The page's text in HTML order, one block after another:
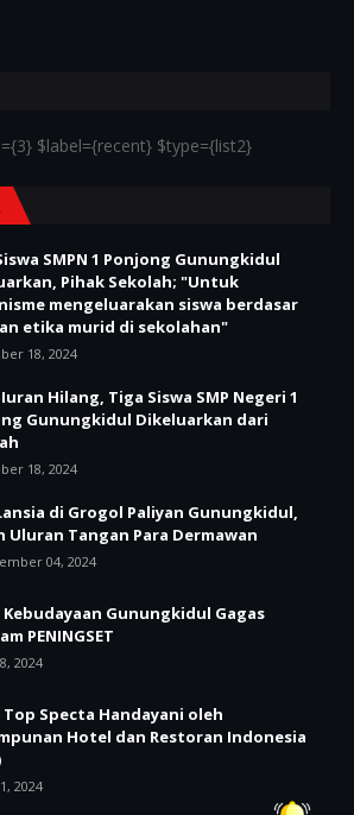
$label={recent} $type={list2}
SMPN 1 Ponjong Gunungkidul
Pihak Sekolah; "Untuk
mengeluarakan siswa berdasar
etika murid di sekolahan"
18, 2024
Hilang, Tiga Siswa SMP Negeri 1
Gunungkidul Dikeluarkan dari
18, 2024
di Grogol Paliyan Gunungkidul,
Uluran Tangan Para Dermawan
04, 2024
Kebudayaan Gunungkidul Gagas
PENINGSET
2024
Top Specta Handayani oleh
Hotel dan Restoran Indonesia
2024